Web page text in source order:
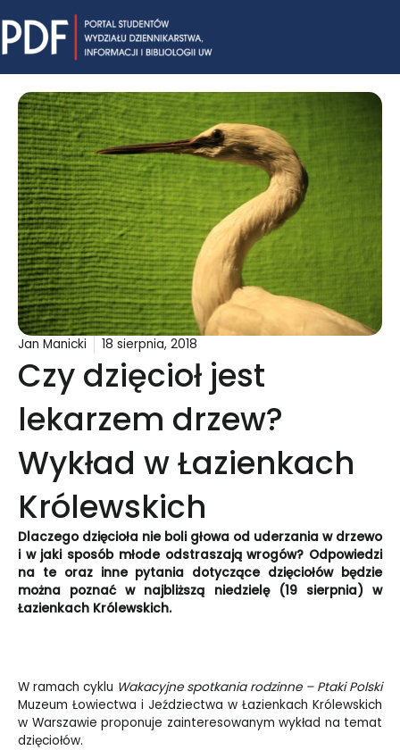
to
content
Jan Manicki 18 sierpnia, 2018
Czy dzięcioł jest
lekarzem drzew?
Wykład w Łazienkach
Królewskich
Dlaczego dzięcioła nie boli głowa od uderzania w drzewo
i w jaki sposób młode odstraszają wrogów? Odpowiedzi
na te oraz inne pytania dotyczące dzięciołów będzie
można poznać w najbliższą niedzielę (19 sierpnia) w
Łazienkach Królewskich.
W ramach cyklu Wakacyjne spotkania rodzinne – Ptaki Polski
Muzeum Łowiectwa i Jeździectwa w Łazienkach Królewskich
w Warszawie proponuje zainteresowanym wykład na temat
dzięciołów.